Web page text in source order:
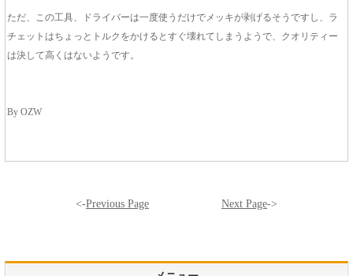
ただ、この工具、ドライバーは一度使うだけでメッキが剥げるそうですし、ラ
チェットはちょっとトルクをかけるとすぐ壊れてしまうようで、クオリティー
は決して高くはないようです。
By OZW
<-Previous Page Next Page->